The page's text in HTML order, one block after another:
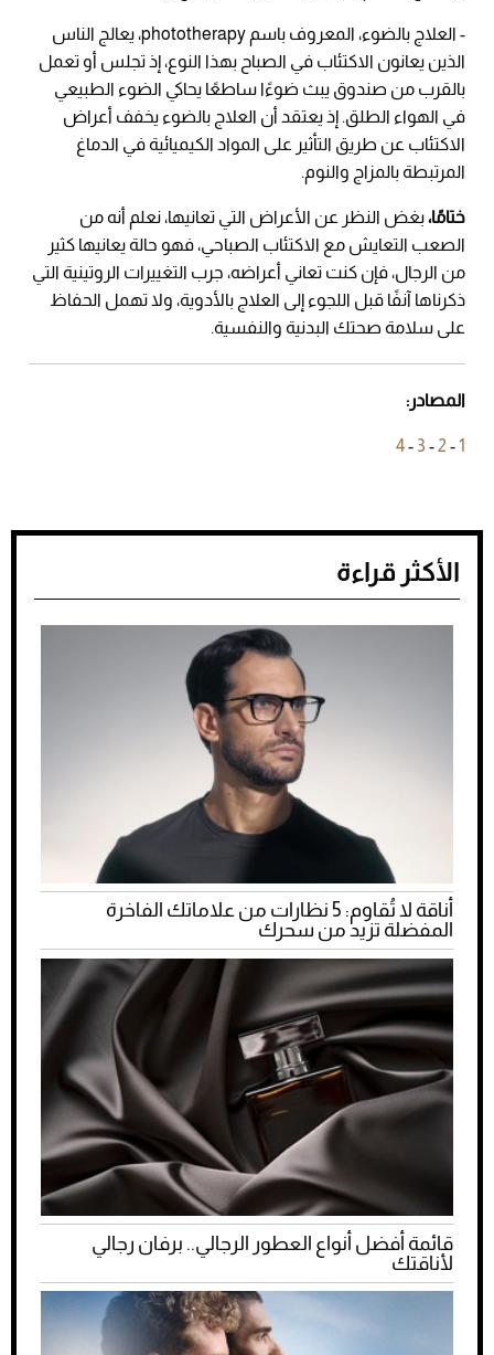
- العلاج بالضوء، المعروف باسم phototherapy، يعالج الناس
الذين يعانون الاكتئاب في الصباح بهذا النوع، إذ تجلس أو تعمل
بالقرب من صندوق يبث ضوءًا ساطعًا يحاكي الضوء الطبيعي
في الهواء الطلق. إذ يعتقد أن العلاج بالضوء يخفف أعراض
الاكتئاب عن طريق التأثير على المواد الكيميائية في الدماغ
المرتبطة بالمزاج والنوم.
ختامًا،بغض النظر عن الأعراض التي تعانيها، نعلم أنه من
الصعب التعايش مع الاكتئاب الصباحي، فهو حالة يعانيها كثير
من الرجال، فإن كنت تعاني أعراضه، جرب التغييرات الروتينية التي
ذكرناها آنفًا قبل اللجوء إلى العلاج بالأدوية، ولا تهمل الحفاظ
على سلامة صحتك البدنية والنفسية.
المصادر:
1
-
2
-
3
-
4
الأكثر قراءة
أناقة لا تُقاوم: 5 نظارات من علاماتك الفاخرة
المفضلة تزيد من سحرك
قائمة أفضل أنواع العطور الرجالي.. برفان رجالي
لأناقتك